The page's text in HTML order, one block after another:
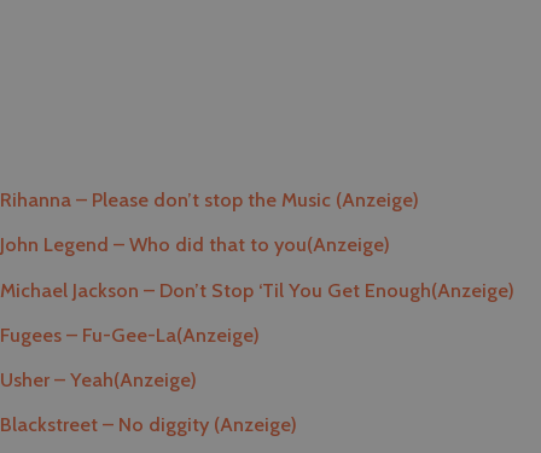
Rihanna – Please don’t stop the Music (Anzeige)
John Legend – Who did that to you(Anzeige)
Michael Jackson – Don’t Stop ‘Til You Get Enough(Anzeige)
Fugees – Fu-Gee-La(Anzeige)
Usher – Yeah(Anzeige)
Blackstreet – No diggity (Anzeige)